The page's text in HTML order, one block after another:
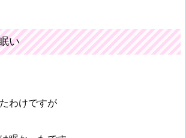
い
わけですが